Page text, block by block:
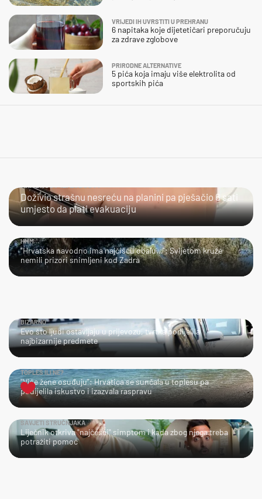
VRIJEDI IH UVRSTITI U PREHRANU
6 napitaka koje dijetetičari preporučuju
za zdrave zglobove
PRIRODNE ALTERNATIVE
5 pića koja imaju više elektrolita od
sportskih pića
HRABROST ILI LUDOST?
Doživio strašnu nesreću na planini pa pješačio 6 sati
umjesto da plati evakuaciju
HMM…
"Hrvatska navodno ima najčišću obalu…": Svijetom kruže
nemili prizori snimljeni kod Zadra
BIZARNO
Evo što ljudi ostavljaju u prijevozu, tvrtka podijelila
najbizarnije predmete
TOPLES ILI NE?
"Više žene osuđuju": Hrvatica se sunčala u toplesu pa
podijelila iskustvo i izazvala raspravu
SAVJETI STRUČNJAKA
Liječnik otkriva "najčešći" simptom i kada zbog njega treba
potražiti pomoć